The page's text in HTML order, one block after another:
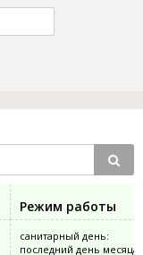
Режим работы
санитарный день:
последний день месяца